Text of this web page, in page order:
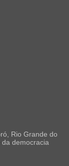
Rio Grande do
democracia